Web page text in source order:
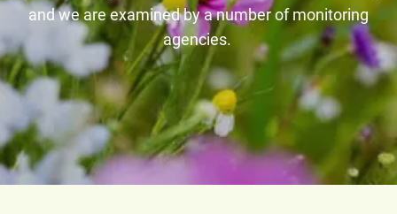
and we are examined by a number of monitoring
agencies.